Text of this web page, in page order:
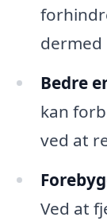
dermed
Bedre
kan
ved at
Ved at